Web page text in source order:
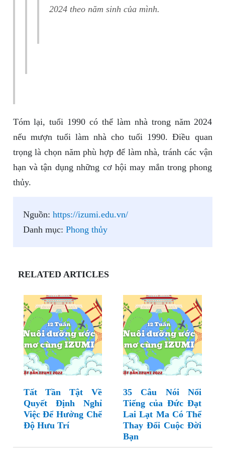
2024 theo năm sinh của mình.
Tóm lại, tuổi 1990 có thể làm nhà trong năm 2024
nếu mượn tuổi làm nhà cho tuổi 1990. Điều quan
trọng là chọn năm phù hợp để làm nhà, tránh các vận
hạn và tận dụng những cơ hội may mắn trong phong
thủy.
Nguồn: https://izumi.edu.vn/
Danh mục: Phong thủy
RELATED ARTICLES
Tất Tần Tật Về
Quyết Định Nghỉ
Việc Để Hưởng Chế
Độ Hưu Trí
35 Câu Nói Nổi
Tiếng của Đức Đạt
Lai Lạt Ma Có Thể
Thay Đổi Cuộc Đời
Bạn